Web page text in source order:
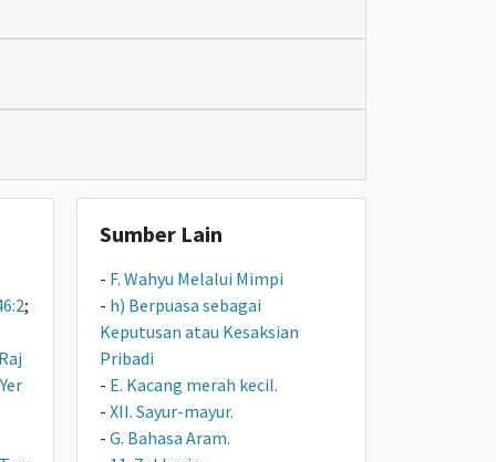
;
Yer
Sumber Lain
- F. Wahyu Melalui Mimpi
- h) Berpuasa sebagai
Keputusan atau Kesaksian
Pribadi
- E. Kacang merah kecil.
-XII. Sayur-mayur.
-G. Bahasa Aram.